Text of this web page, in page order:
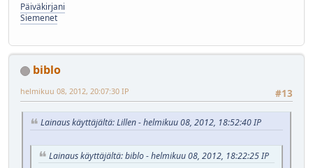
Päiväkirjani
Siemenet
biblo
#13
helmikuu 08, 2012, 20:07:30 IP
Lainaus käyttäjältä: Lillen - helmikuu 08, 2012, 18:52:40 IP
Lainaus käyttäjältä: biblo - helmikuu 08, 2012, 18:22:25 IP